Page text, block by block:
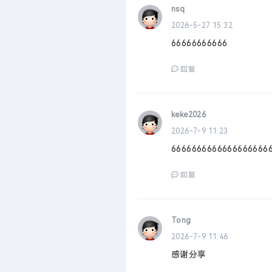
nsq
2026-5-27 15:32
66666666666
回复
keke2026
2026-7-9 11:23
回复
Tong
2026-7-9 11:46
感谢分享